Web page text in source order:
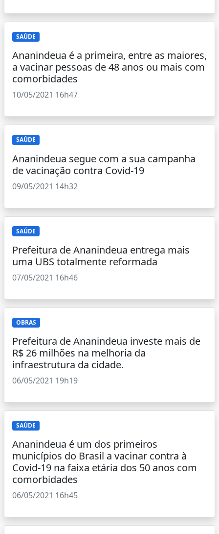
SAÚDE
Ananindeua é a primeira, entre as maiores,
a vacinar pessoas de 48 anos ou mais com
comorbidades
10/05/2021 16h47
SAÚDE
Ananindeua segue com a sua campanha
de vacinação contra Covid-19
09/05/2021 14h32
SAÚDE
Prefeitura de Ananindeua entrega mais
uma UBS totalmente reformada
07/05/2021 16h46
OBRAS
Prefeitura de Ananindeua investe mais de
R$ 26 milhões na melhoria da
infraestrutura da cidade.
06/05/2021 19h19
SAÚDE
Ananindeua é um dos primeiros
municípios do Brasil a vacinar contra à
Covid-19 na faixa etária dos 50 anos com
comorbidades
06/05/2021 16h45